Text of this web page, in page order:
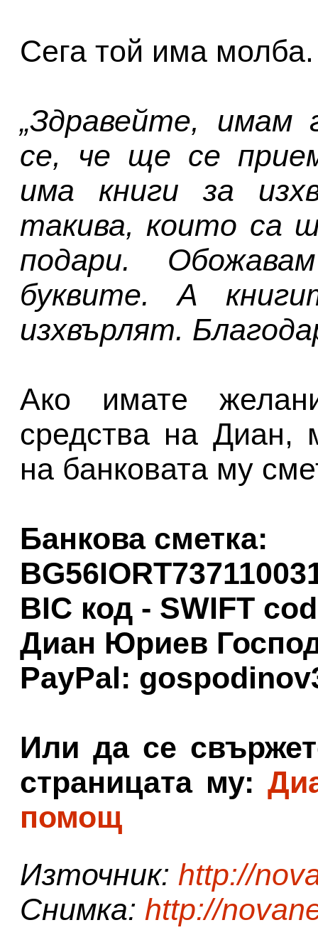
Сега той има
„Здравейте, имам
се, че ще се
има книги за
такива, които са
подари.
буквите. А
изхвърлят.
Ако имате
средства на Диан,
на банковата му
Банкова сметка:
BIC код - SWIFT
Диан Юриев
PayPal:
Или да се
страницата му:
помощ
Източник: http://
Снимка: http://